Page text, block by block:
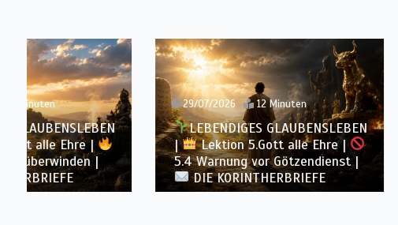
29/07/2026 12 Minuten
LEBENDIGES GLAUBENSLEBEN
|
Lektion 5.Gott alle Ehre |
5.4 Warnung vor Götzendienst |
DIE KORINTHERBRIEFE
28/07/2026
|
Lektion
5.3 Aus der
|
DIE